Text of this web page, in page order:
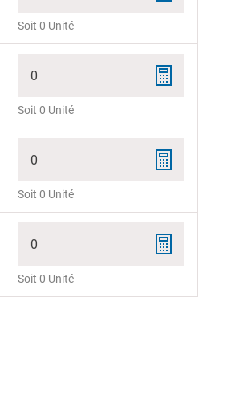
Soit 0 Unité
0
Soit 0 Unité
0
Soit 0 Unité
0
Soit 0 Unité